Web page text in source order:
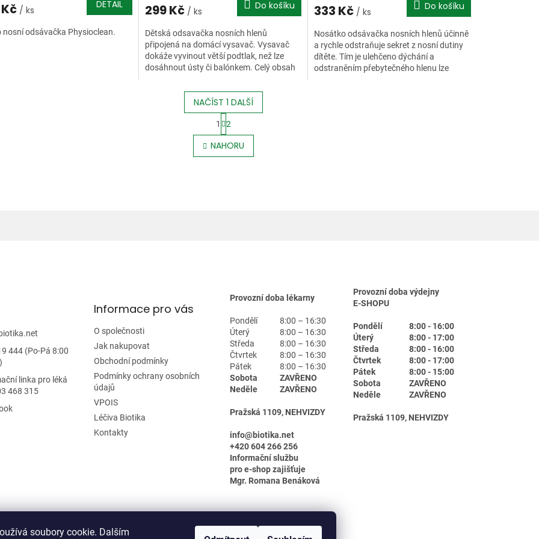
soubory cookie. Dalším
/ ks DETAIL
nosní odsávačka Physioclean.
299 Kč / ks Do košíku
Dětská odsavačka nosních hlenů
připojená na domácí vysavač. Vysavač
dokáže vyvinout větší podtlak, než lze
dosáhnout ústy či balónkem. Celý obsah
333 Kč / ks Do košíku
Nosátko odsávačka nosních hlenů účinně
a rychle odstraňuje sekret z nosní dutiny
dítěte. Tím je ulehčeno dýchání a
odstraněním přebytečného hlenu lze
O
v
NAČÍST 1 DALŠÍ
S
t
r
á
n
1 2
NAHORU
biotika.net
444 (Po-Pá 8:00
linka pro léká
468 315
Informace pro vás
O společnosti
Jak nakupovat
Obchodní podmínky
Podmínky ochrany osobních
údajů
VPOIS
Léčiva Biotika
Kontakty
Provozní doba lékarny
Pondělí
8:00 – 16:30
Úterý
8:00 – 16:30
Středa
8:00 – 16:30
Čtvrtek
8:00 – 16:30
Pátek
8:00 – 16:30
Sobota
ZAVŘENO
Neděle
ZAVŘENO
Pražská 1109, NEHVIZDY
info@biotika.net
+420 604 266 256
Informační službu
pro e-shop zajišťuje
Mgr. Romana Benáková
Provozní doba výdejny
E-SHOPU
Pondělí
8:00 - 16:00
Úterý
8:00 - 17:00
Středa
8:00 - 16:00
Čtvrtek
8:00 - 17:00
Pátek
8:00 - 15:00
Sobota
ZAVŘENO
Neděle
ZAVŘENO
Pražská 1109, NEHVIZDY